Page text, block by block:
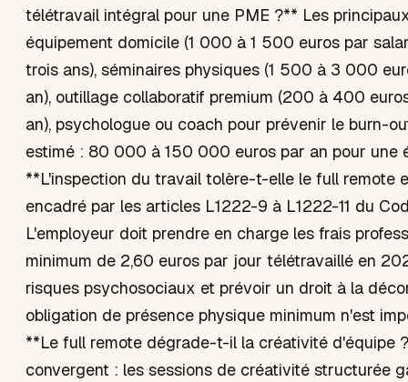
télétravail intégral pour une PME ?** Les
équipement domicile (1 000 à 1 500 euros par
trois ans), séminaires physiques (1 500 à 3 000
an), outillage collaboratif premium (200 à 400
an), psychologue ou coach pour prévenir le burn-
estimé : 80 000 à 150 000 euros par an pour une
**L'inspection du travail tolère-t-elle le full remote
encadré par les articles L1222-9 à L1222-11 du
L'employeur doit prendre en charge les frais
minimum de 2,60 euros par jour télétravaillé en
risques psychosociaux et prévoir un droit à la
obligation de présence physique minimum n'est
**Le full remote dégrade-t-il la créativité d'équipe
convergent : les sessions de créativité structurée